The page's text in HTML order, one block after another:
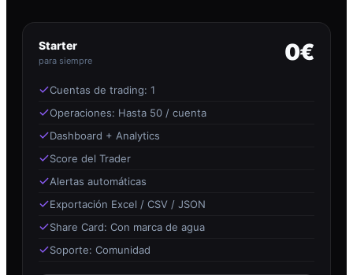
Starter
para siempre 0€
Cuentas de trading: 1
Operaciones: Hasta 50 / cuenta
Dashboard + Analytics
Score del Trader
Alertas automáticas
Exportación Excel / CSV / JSON
Share Card: Con marca de agua
Soporte: Comunidad